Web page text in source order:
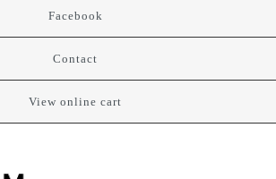
Facebook
Contact
View online cart